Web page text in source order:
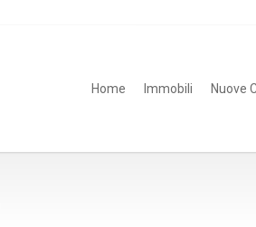
Home Immobili Nuove